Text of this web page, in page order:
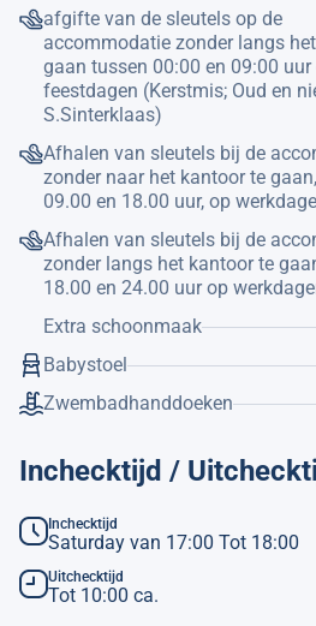
afgifte van de sleutels op de
accommodatie zonder langs
gaan tussen 00:00 en 09:00 uur
feestdagen (Kerstmis; Oud en
S.Sinterklaas)
Afhalen van sleutels bij de
zonder naar het kantoor te
09.00 en 18.00 uur, op
Afhalen van sleutels bij de
zonder langs het kantoor te
18.00 en 24.00 uur op
Extra schoonmaak
Babystoel
Zwembadhanddoeken
Inchecktijd /
Inchecktijd
Saturday van 17:00 Tot 18:00
Uitchecktijd
Tot 10:00 ca.